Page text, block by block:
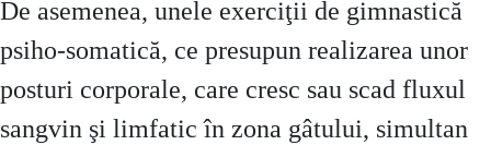
De asemenea, unele exerciţii de gimnastică
psiho-somatică, ce presupun realizarea unor
posturi corporale, care cresc sau scad fluxul
sangvin şi limfatic în zona gâtului, simultan